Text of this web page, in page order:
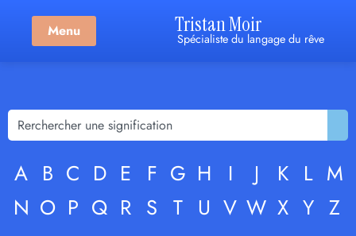
Menu Tristan Moir
Spécialiste du langage du rêve
A B C D E F G H I J K L M
N O P Q R S T U V W X Y Z